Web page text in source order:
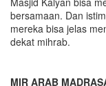
bersamaan. Dan
mereka bisa jelas
dekat mihrab.
MIR ARAB